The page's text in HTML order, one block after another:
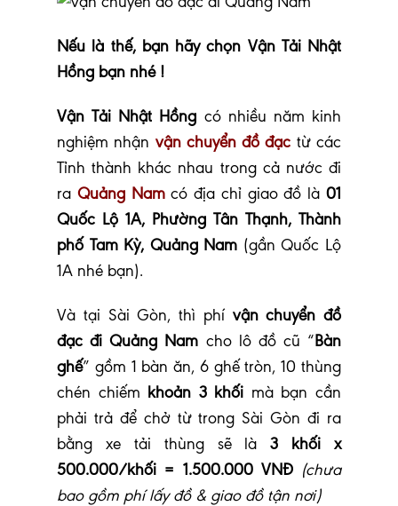
Nếu là thế, bạn hãy chọn Vận Tải Nhật
Hồng bạn nhé !
Vận Tải Nhật Hồng có nhiều năm kinh
nghiệm nhận vận chuyển đồ đạc từ các
Tỉnh thành khác nhau trong cả nước đi
ra Quảng Namcó địa chỉ giao đồ là01
Quốc Lộ 1A, Phường Tân Thạnh, Thành
phố Tam Kỳ, Quảng Nam (gần Quốc Lộ
1A nhé bạn).
Và tại Sài Gòn, thì phí vận chuyển đồ
đạc đi Quảng Nam cho lô đồ cũ “Bàn
ghế” gồm 1 bàn ăn, 6 ghế tròn, 10 thùng
chén chiếm khoản 3 khối mà bạn cần
phải trả để chở từ trong Sài Gòn đi ra
bằng xe tải thùng sẽ là3 khối x
500.000/khối = 1.500.000 VNĐ (chưa
bao gồm phí lấy đồ & giao đồ tận nơi)